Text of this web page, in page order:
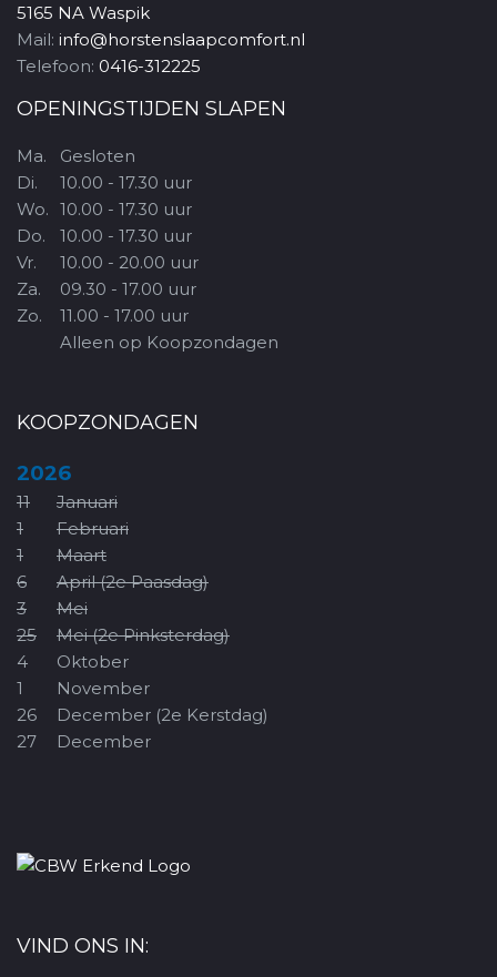
5165 NA Waspik
Mail: info@horstenslaapcomfort.nl
Telefoon: 0416-312225
OPENINGSTIJDEN SLAPEN
Ma.
Di.
Wo.
Do.
Vr.
Za.
Zo.
Gesloten
10.00 - 17.30 uur
10.00 - 17.30 uur
10.00 - 17.30 uur
10.00 - 20.00 uur
09.30 - 17.00 uur
11.00 - 17.00 uur
Alleen op Koopzondagen
KOOPZONDAGEN
2026
11
Januari
1
Februari
1
Maart
6
April (2e Paasdag)
3
Mei
25
Mei (2e Pinksterdag)
4
Oktober
1
November
26
December (2e Kerstdag)
27
December
VIND ONS IN: